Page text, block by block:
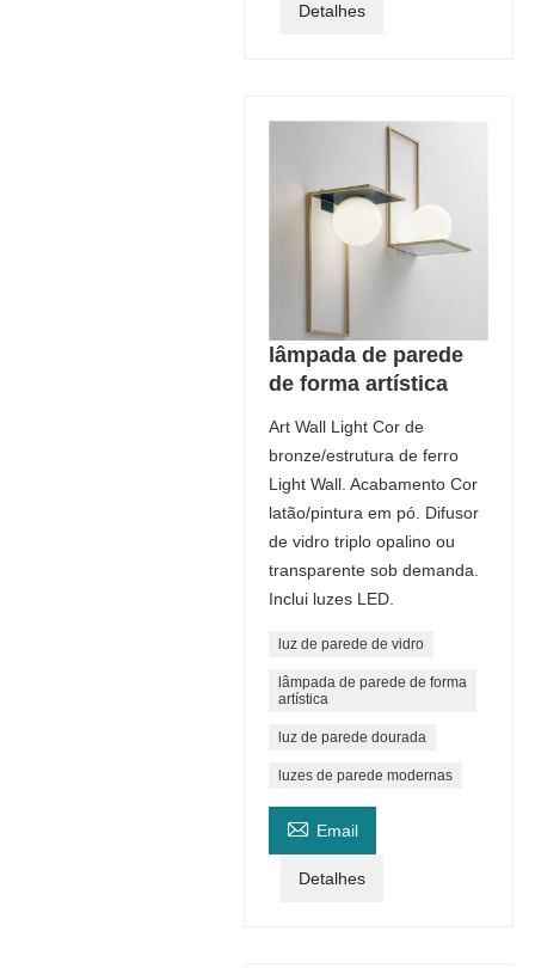
Detalhes
lâmpada de parede
de forma artística
Art Wall Light Cor de
bronze/estrutura de ferro
Light Wall. Acabamento Cor
latão/pintura em pó. Difusor
de vidro triplo opalino ou
transparente sob demanda.
Inclui luzes LED.
luz de parede de vidro
lâmpada de parede de forma
artística
luz de parede dourada
luzes de parede modernas
 Email
Detalhes